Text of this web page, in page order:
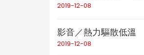
2019-12-08
影音／熱力驅散低溫
2019-12-08